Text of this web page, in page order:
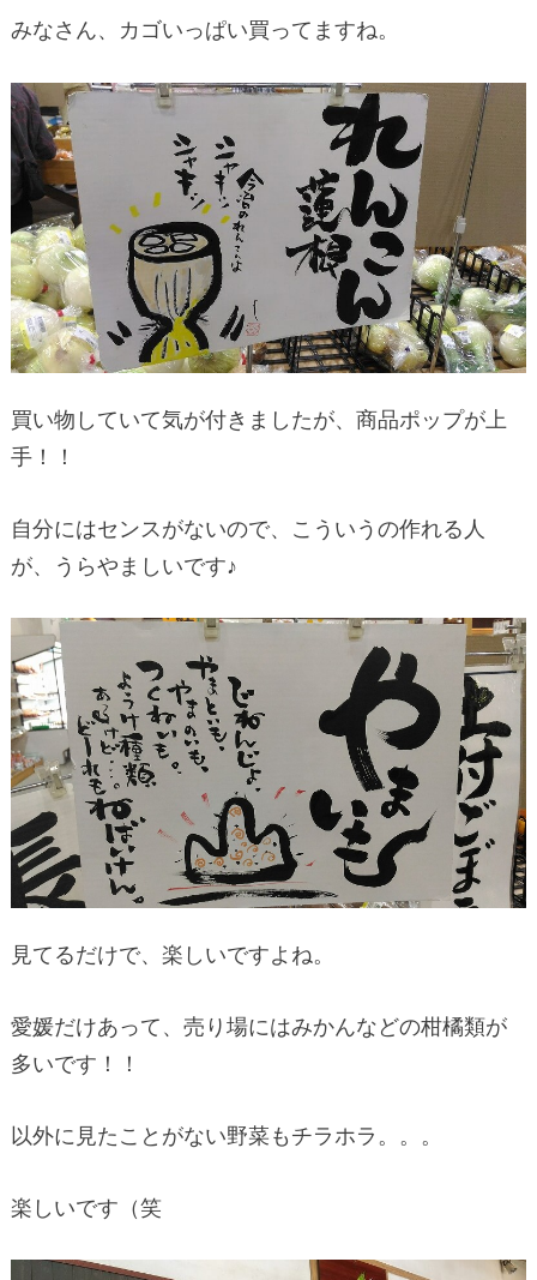
みなさん、カゴいっぱい買ってますね。
買い物していて気が付きましたが、商品ポップが上
手！！
自分にはセンスがないので、こういうの作れる人
が、うらやましいです♪
見てるだけで、楽しいですよね。
愛媛だけあって、売り場にはみかんなどの柑橘類が
多いです！！
以外に見たことがない野菜もチラホラ。。。
楽しいです（笑